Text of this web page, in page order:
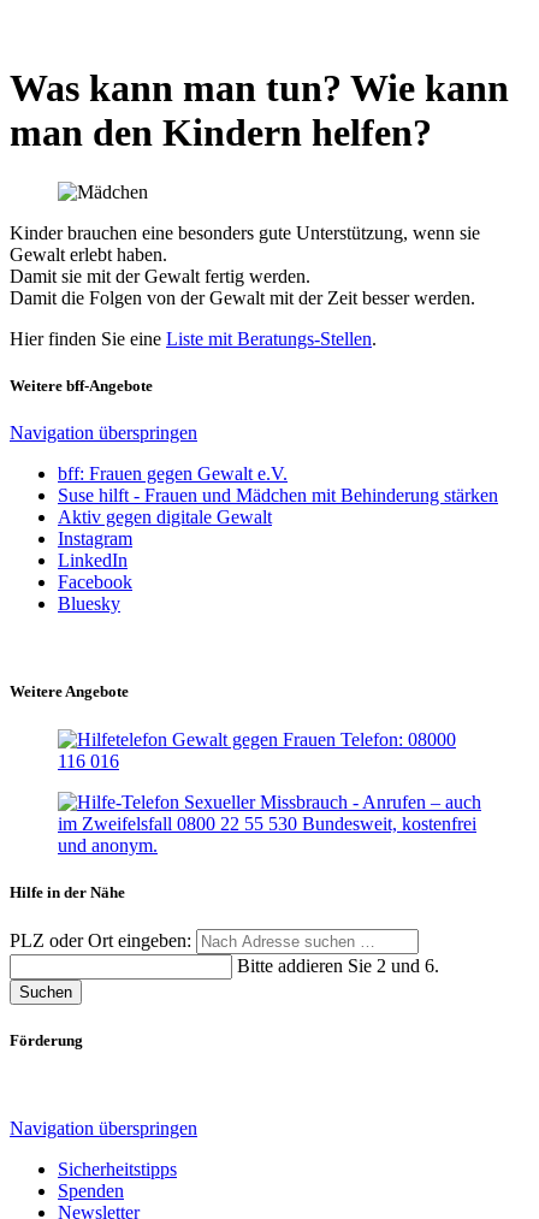
Was kann man tun? Wie kann
man den Kindern helfen?
Kinder brauchen eine besonders gute Unterstützung, wenn sie
Gewalt erlebt haben.
Damit sie mit der Gewalt fertig werden.
Damit die Folgen von der Gewalt mit der Zeit besser werden.
Hier finden Sie eine Liste mit Beratungs-Stellen.
Weitere bff-Angebote
Navigation überspringen
bff: Frauen gegen Gewalt e.V.
Suse hilft - Frauen und Mädchen mit Behinderung stärken
Aktiv gegen digitale Gewalt
Instagram
LinkedIn
Facebook
Bluesky
Weitere Angebote
Hilfe in der Nähe
PLZ oder Ort eingeben:
Bitte addieren Sie 2 und 6.
Suchen
Förderung
Navigation überspringen
Sicherheitstipps
Spenden
Newsletter